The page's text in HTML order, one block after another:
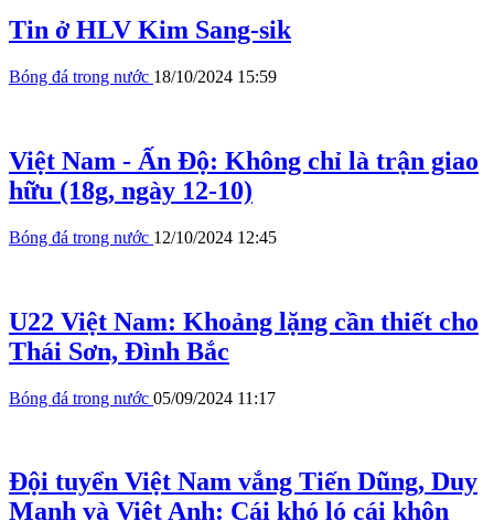
Tin ở HLV Kim Sang-sik
Bóng đá trong nước 18/10/2024 15:59
Việt Nam - Ấn Độ: Không chỉ là trận giao
hữu (18g, ngày 12-10)
Bóng đá trong nước 12/10/2024 12:45
U22 Việt Nam: Khoảng lặng cần thiết cho
Thái Sơn, Đình Bắc
Bóng đá trong nước 05/09/2024 11:17
Đội tuyển Việt Nam vắng Tiến Dũng, Duy
Mạnh và Việt Anh: Cái khó ló cái khôn